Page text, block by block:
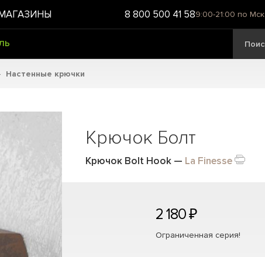
8 800 500 41 589:00-21:00 по Мск
Настенные крючки
Крючок Болт
Крючок Bolt Hook — La Finesse
2 180 ₽
Ограниченная серия!